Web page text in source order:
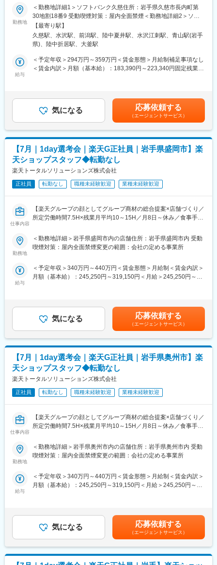
・事業内容に関すること
・社内評価制度の勉強 など
▼
2週目：『OJT研修』
・先輩社員の商談風景
▼
３～4週目：『営業同行』
※個人の成長に応じてひとり立ちの時期は異なります。
＜魅力＞
（1）未経験スタートが7割以上
※レストランのホールスタッフや飲食スタッフ、アパレルスタッ
フ、不動産営業、リフォーム営業など
（2）平均年齢33歳、20～30代が全体の80％を占める明るく活気
ある雰囲気の職場です！
（3）キャリアUPを目指したい
・入社2年目で役職者も目指せる《20代の5人に1人が役職者》
のランク毎に「ランクインセンティブ」を決定
＜モデル年収例＞
入社4年：年収700万 （係長）
入社8年：年収1200万（支店長）
（1）372万円以上
（2）408万円以上
（6）708万円以上
※上記は目安になり、実績によって変動
変更の範囲：会社の定める業務
出可能)・残業平均12時間・最大6日間の連続休暇有/地域密着イベ
ント実績あり◆◇
■業務概要：
携帯電話ショップにて、来店されたお客様へ携帯電話の販売やお
問い合わせへの対応・提案を行っていただきます。
■具体的な業務内容：
・問い合わせ対応
・販促企画
■入社後の流れ：
▼トレーニング専門チームの研修
ビジネスマナーや業界知識を学びます。さらに、1人ひとりの振り
返り研修で
成長をバックアップします。
▼OJT研修
先輩の横につき、接客のノウハウを学びながら、 登録作業などの
実務を積みます。 慣れるまでは、先輩がサポートしますのでご安
心ください！
536万円／35歳・エリアリーダー職・経験5年（月給40万円＋賞与
2回）
324万円／22歳・店舗スタッフ・経験1年（月給23.2万円＋賞与2
回）
入アップに直結します！
■ノルマなし！顧客に寄り添った提案ができる環境：
店舗全体の売り上げや顧客満足度（NPS）が評価の重要数値にな
るため、人間関係構築力、顧客の課題を抽出し提案する力などが
身に付く環境です！
■研修について：
業務内容だけではなく 接客マナーや配属先キャリアの機種や料金
プラン、サービスなどの基本知識から習得頂きます。その後は店
舗ごとのOJTに加え、定期的な集合研修が行われる等ステップア
ップ支援がございます。
専用のトークスクリプトや製品の勉強が出来るアプリもあり、未
変更の範囲：会社の定める業務
勤務地
＜勤務地詳細1＞ソフトバンク久慈住所：岩手県久慈市長内町第
30地割18番9 受動喫煙対策：屋内全面禁煙＜勤務地詳細2＞ソフ
トバンク奥州水沢住所：岩手県奥州市水沢太日通り2-2-30 受動喫
煙対策：屋内全面禁煙＜勤務地詳細3＞イオンモール盛岡住所：岩
手県盛岡市前潟4丁目7-1 イオンモール盛岡2階受動喫煙対策：屋
【最寄り駅】
久慈駅、水沢駅、前潟駅、陸中夏井駅、水沢江刺駅、青山駅(岩手
県)、陸中折居駅、大釜駅
給与
＜予定年収＞294万円～359万円＜賃金形態＞月給制補足事項なし
＜賃金内訳＞月額（基本給）：183,390円～223,340円固定残業手
＞※固定手当てには住宅地域手当を含む（地域・世帯主非世帯主に
よって異なる）※年収構成：月給（月額給与＋住宅地域手当）×12
か月分＋賞与（夏季・冬季）賃金はあくまでも目安の金額であ
り、選考を通じて上下する可能性があります。月給(月額)は固定手
当を含めた表記です。
気になる 応募依頼する
（エージェントサービス）
【7月｜1day選考会｜楽天G正社員｜岩手県盛岡市】楽
天ショップスタッフ◆転勤なし
楽天トータルソリューションズ株式会社
正社員 転勤なし 職種未経験歓迎 業種未経験歓迎
仕事内容
【楽天グループの顔としてグループ商材の総合提案×店舗づくり／
所定労働時間7.5H×残業月平均10～15H／月8日～休み／食事手当
楽天モバイルショップに来店されるお客様へ、スマートフォン・
料金プラン・楽天カード・楽天市場・楽天ポイントなど、楽天経
活をより豊かにするトータルサポートを行うポジションです。
・未経験の方も歓迎！充実した研修制度あり
【選考会の概要】
・形式： Web開催（事前に企業セミナー動画をご視聴いただきま
す）
・内容： 面接（25分×2回 現場面接/HR面接）
7/2（木）17:00～20:30
7/5（日）11:00～14:30
7/14（火）17:00～20:30
7/16（木）17:00～20:30
7/21（火）17:00～20:30
7/23（木）17:00～20:30
※ご応募時、参加可能日時をお知らせください。
・新規契約・機種変更の受付および提案
・料金プラン、楽天ポイント活用、楽天カード、各種サービスの
案内
・スマホの初期設定・データ移行サポート
・問い合わせ対応
◇店舗運営
勤務地
＜勤務地詳細＞岩手県盛岡市内の店舗住所：岩手県盛岡市内 受動
喫煙対策：屋内全面禁煙変更の範囲：会社の定める事業所
給与
＜予定年収＞340万円～440万円＜賃金形態＞月給制＜賃金内訳＞
月額（基本給）：245,250円～319,150円＜月給＞245,250円～
ます。月給(月額)は固定手当を含めた表記です。
気になる 応募依頼する
（エージェントサービス）
【7月｜1day選考会｜楽天G正社員｜岩手県奥州市】楽
天ショップスタッフ◆転勤なし
楽天トータルソリューションズ株式会社
正社員 転勤なし 職種未経験歓迎 業種未経験歓迎
仕事内容
【楽天グループの顔としてグループ商材の総合提案×店舗づくり／
所定労働時間7.5H×残業月平均10～15H／月8日～休み／食事手当
楽天モバイルショップに来店されるお客様へ、スマートフォン・
料金プラン・楽天カード・楽天市場・楽天ポイントなど、楽天経
活をより豊かにするトータルサポートを行うポジションです。
・未経験の方も歓迎！充実した研修制度あり
【選考会の概要】
・形式： Web開催（事前に企業セミナー動画をご視聴いただきま
す）
勤務地
＜勤務地詳細＞岩手県奥州市内の店舗住所：岩手県奥州市内 受動
喫煙対策：屋内全面禁煙変更の範囲：会社の定める事業所
給与
＜予定年収＞340万円～440万円＜賃金形態＞月給制＜賃金内訳＞
月額（基本給）：245,250円～319,150円＜月給＞245,250円～
ます。月給(月額)は固定手当を含めた表記です。
気になる 応募依頼する
（エージェントサービス）